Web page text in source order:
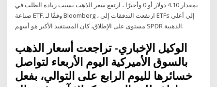
بمقدار 4.10 دولار أو 0 وأخيرًا ، ارتفع سعر الذهب بسبب زيادة الطلب في
صناعة ETF. وفقًا لـ Bloomberg ، ارتفعت التدفقات إلى ETFs إلى أعلى
مستوى على الإطلاق، كان المستفيد الأكبر هو أسهم SPDR الذهبية.
الوكيل الإخباري- تراجعت أسعار الذهب
بالسوق الأميركية اليوم الأربعاء لتواصل
خسائرها لليوم الرابع على التوالي، بفعل